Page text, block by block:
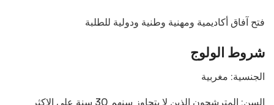
فتح آفاق أكاديمية ومهنية وطنية ودولية للطلبة
شروط الولوج
الجنسية: مغربية
السن: المترشحون الذين لا يتجاوز سنهم 30 سنة على الاكثر